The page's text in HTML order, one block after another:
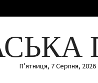
П’ятниця, 7 Серпня, 2026